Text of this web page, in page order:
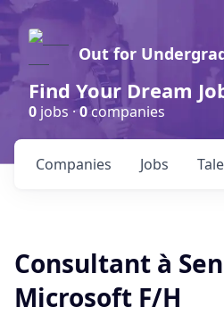
Out for
Find Your Dream
0 jobs ·0companies
Jobs
Companies
Consultant à
Microsoft F/H